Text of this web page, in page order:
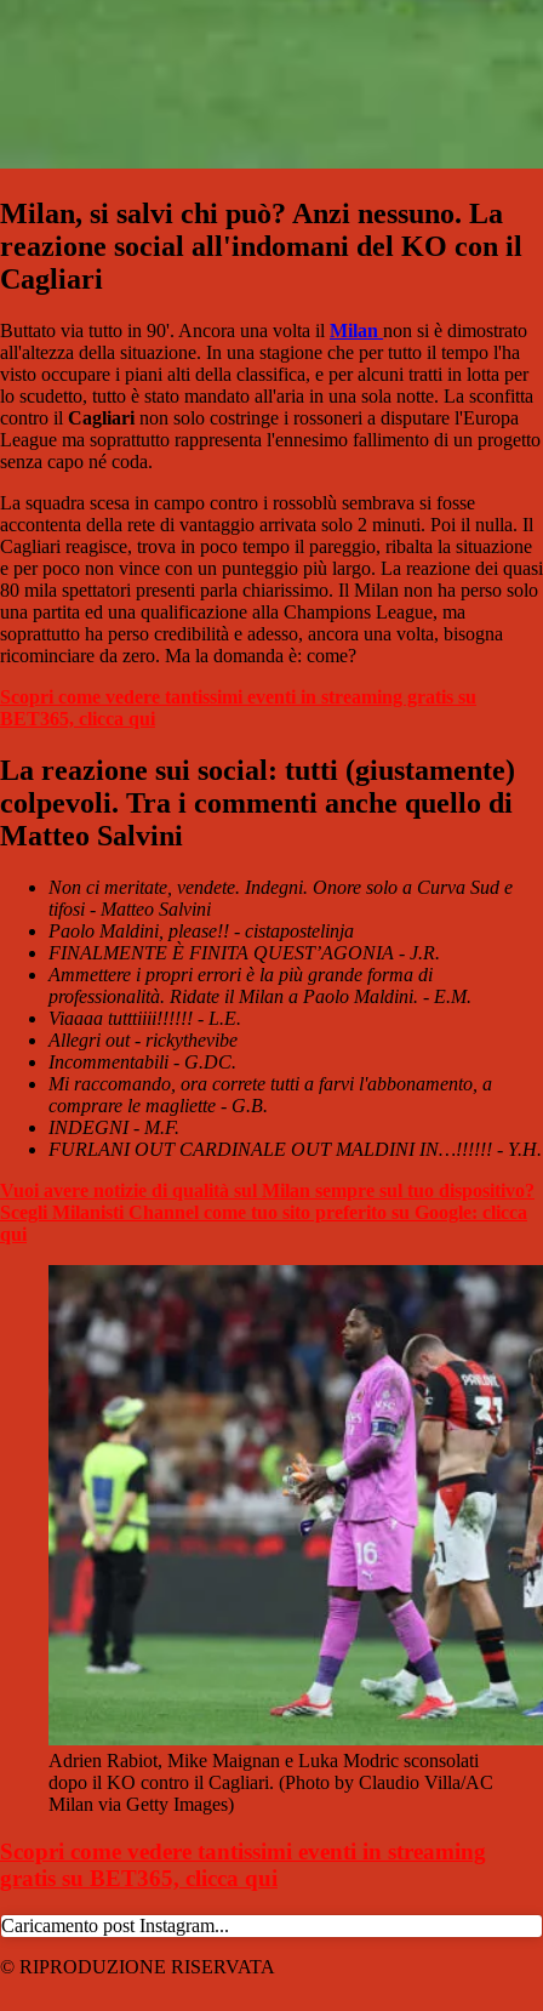
Milan, si salvi chi può? Anzi nessuno. La
reazione social all'indomani del KO con il
Cagliari
Buttato via tutto in 90'. Ancora una volta il Milan non si è dimostrato
all'altezza della situazione. In una stagione che per tutto il tempo l'ha
visto occupare i piani alti della classifica, e per alcuni tratti in lotta per
lo scudetto, tutto è stato mandato all'aria in una sola notte. La sconfitta
contro il Cagliari non solo costringe i rossoneri a disputare l'Europa
League ma soprattutto rappresenta l'ennesimo fallimento di un progetto
senza capo né coda.
La squadra scesa in campo contro i rossoblù sembrava si fosse
accontenta della rete di vantaggio arrivata solo 2 minuti. Poi il nulla. Il
Cagliari reagisce, trova in poco tempo il pareggio, ribalta la situazione
e per poco non vince con un punteggio più largo. La reazione dei quasi
80 mila spettatori presenti parla chiarissimo. Il Milan non ha perso solo
una partita ed una qualificazione alla Champions League, ma
soprattutto ha perso credibilità e adesso, ancora una volta, bisogna
ricominciare da zero. Ma la domanda è: come?
Scopri come vedere tantissimi eventi in streaming gratis su
BET365, clicca qui
La reazione sui social: tutti (giustamente)
colpevoli. Tra i commenti anche quello di
Matteo Salvini
Non ci meritate, vendete. Indegni. Onore solo a Curva Sud e
tifosi - Matteo Salvini
Paolo Maldini, please!! - cistapostelinja
FINALMENTE È FINITA QUEST’AGONIA - J.R.
Ammettere i propri errori è la più grande forma di
professionalità. Ridate il Milan a Paolo Maldini. - E.M.
Viaaaa tutttiiii!!!!!! - L.E.
Allegri out - rickythevibe
Incommentabili - G.DC.
Mi raccomando, ora correte tutti a farvi l'abbonamento, a
comprare le magliette - G.B.
INDEGNI - M.F.
FURLANI OUT CARDINALE OUT MALDINI IN…!!!!!! - Y.H.
Vuoi avere notizie di qualità sul Milan sempre sul tuo dispositivo?
Scegli Milanisti Channel come tuo sito preferito su Google: clicca
qui
Adrien Rabiot, Mike Maignan e Luka Modric sconsolati
dopo il KO contro il Cagliari. (Photo by Claudio Villa/AC
Milan via Getty Images)
Scopri come vedere tantissimi eventi in streaming
gratis su BET365, clicca qui
Caricamento post Instagram...
© RIPRODUZIONE RISERVATA